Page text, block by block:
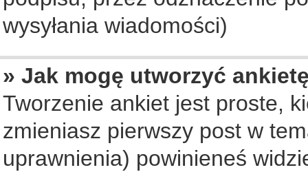
wysyłania wiadomości)
» Jak mogę utworzyć
Tworzenie ankiet jest proste,
zmieniasz pierwszy post w
uprawnienia) powinieneś